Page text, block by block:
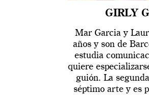
GIRLY
Mar Garcia y
años y son de
estudia
quiere
guión. La
séptimo arte y es